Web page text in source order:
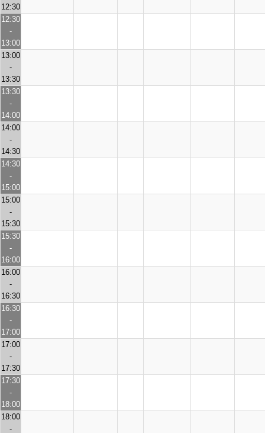
12:30
12:30
-
13:00
13:00
-
13:30
13:30
-
14:00
14:00
-
14:30
14:30
-
15:00
15:00
-
15:30
15:30
-
16:00
16:00
-
16:30
16:30
-
17:00
17:00
-
17:30
17:30
-
18:00
18:00
-